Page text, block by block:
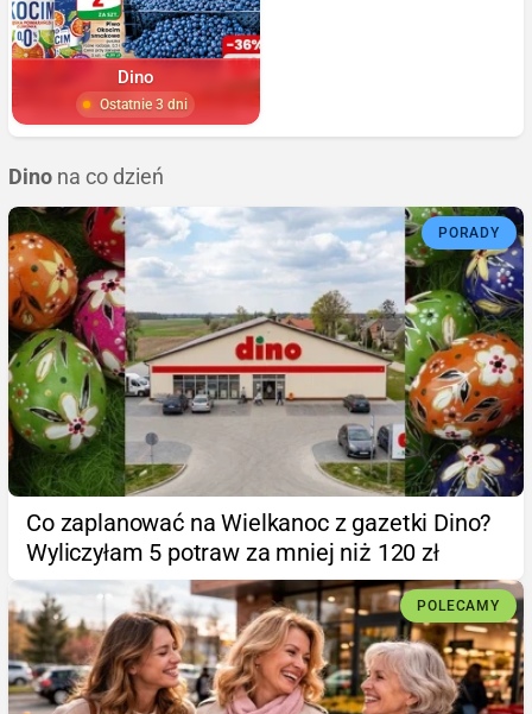
Dino
Ostatnie 3 dni
Dino na co dzień
PORADY
Co zaplanować na Wielkanoc z gazetki Dino?
Wyliczyłam 5 potraw za mniej niż 120 zł
POLECAMY